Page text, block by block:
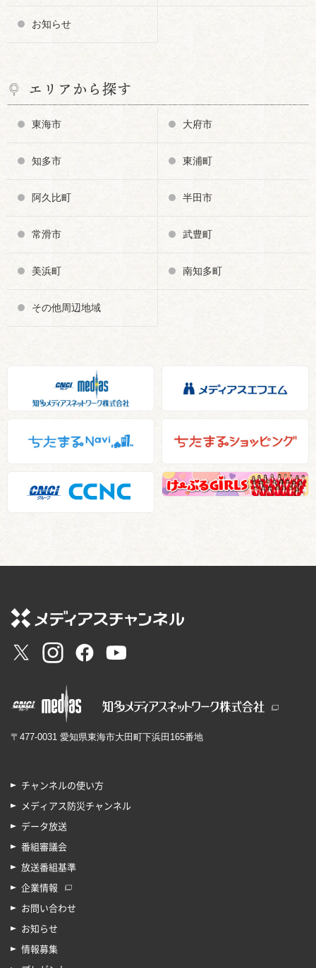
お知らせ
エリアから探す
東海市 大府市
知多市 東浦町
阿久比町 半田市
常滑市 武豊町
美浜町 南知多町
その他周辺地域
〒477-0031 愛知県東海市大田町下浜田165番地
チャンネルの使い方
メディアス防災チャンネル
データ放送
番組審議会
放送番組基準
企業情報
お問い合わせ
お知らせ
情報募集